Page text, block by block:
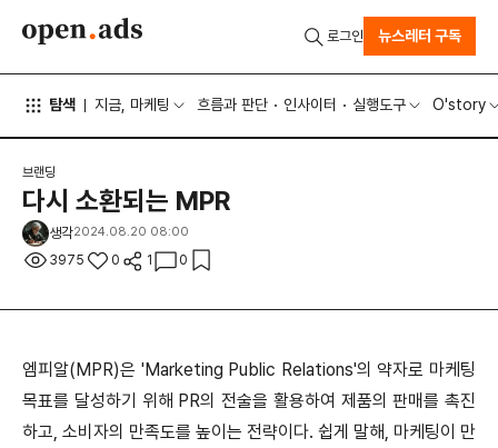
탐색 지금, 마케팅 흐름과 판단 인사이터 실행도구 O'story
로그인 뉴스레터 구독
브랜딩
다시 소환되는 MPR
생각2024.08.20 08:00
3975 0 1 0
엠피알(MPR)은 'Marketing Public Relations'의 약자로 마케팅
목표를 달성하기 위해 PR의 전술을 활용하여 제품의 판매를 촉진
하고, 소비자의 만족도를 높이는 전략이다. 쉽게 말해, 마케팅이 만